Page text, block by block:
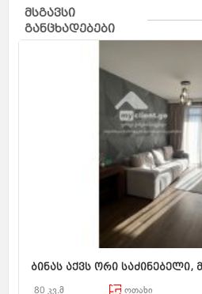
მსგავსი
განცხადებები
ბინას აქვს ორი საძინებელი,
80 კვ.მ ოთახი